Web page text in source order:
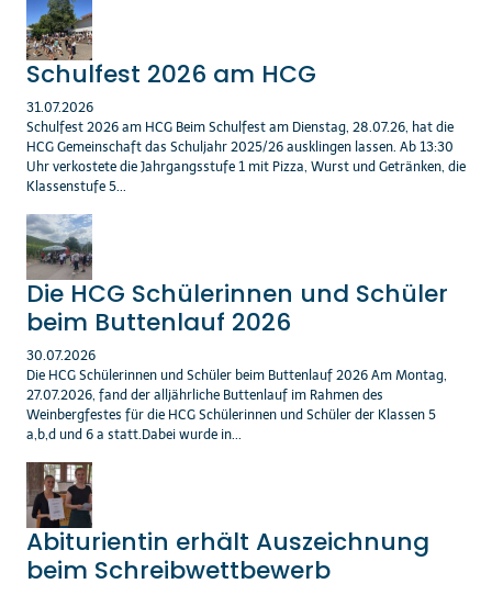
Schulfest 2026 am HCG
31.07.2026
Schulfest 2026 am HCG Beim Schulfest am Dienstag, 28.07.26, hat die
HCG Gemeinschaft das Schuljahr 2025/26 ausklingen lassen. Ab 13:30
Uhr verkostete die Jahrgangsstufe 1 mit Pizza, Wurst und Getränken, die
Klassenstufe 5...
Die HCG Schülerinnen und Schüler
beim Buttenlauf 2026
30.07.2026
Die HCG Schülerinnen und Schüler beim Buttenlauf 2026 Am Montag,
27.07.2026, fand der alljährliche Buttenlauf im Rahmen des
Weinbergfestes für die HCG Schülerinnen und Schüler der Klassen 5
a,b,d und 6 a statt.Dabei wurde in...
Abiturientin erhält Auszeichnung
beim Schreibwettbewerb